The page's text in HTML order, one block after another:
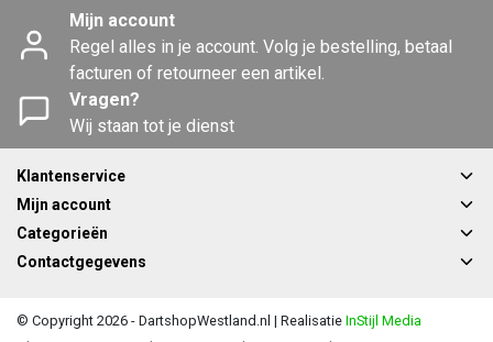
Mijn account
Regel alles in je account. Volg je bestelling, betaal
facturen of retourneer een artikel.
Vragen?
Wij staan tot je dienst
Klantenservice
Mijn account
Categorieën
Contactgegevens
© Copyright 2026 - DartshopWestland.nl | Realisatie InStijl Media